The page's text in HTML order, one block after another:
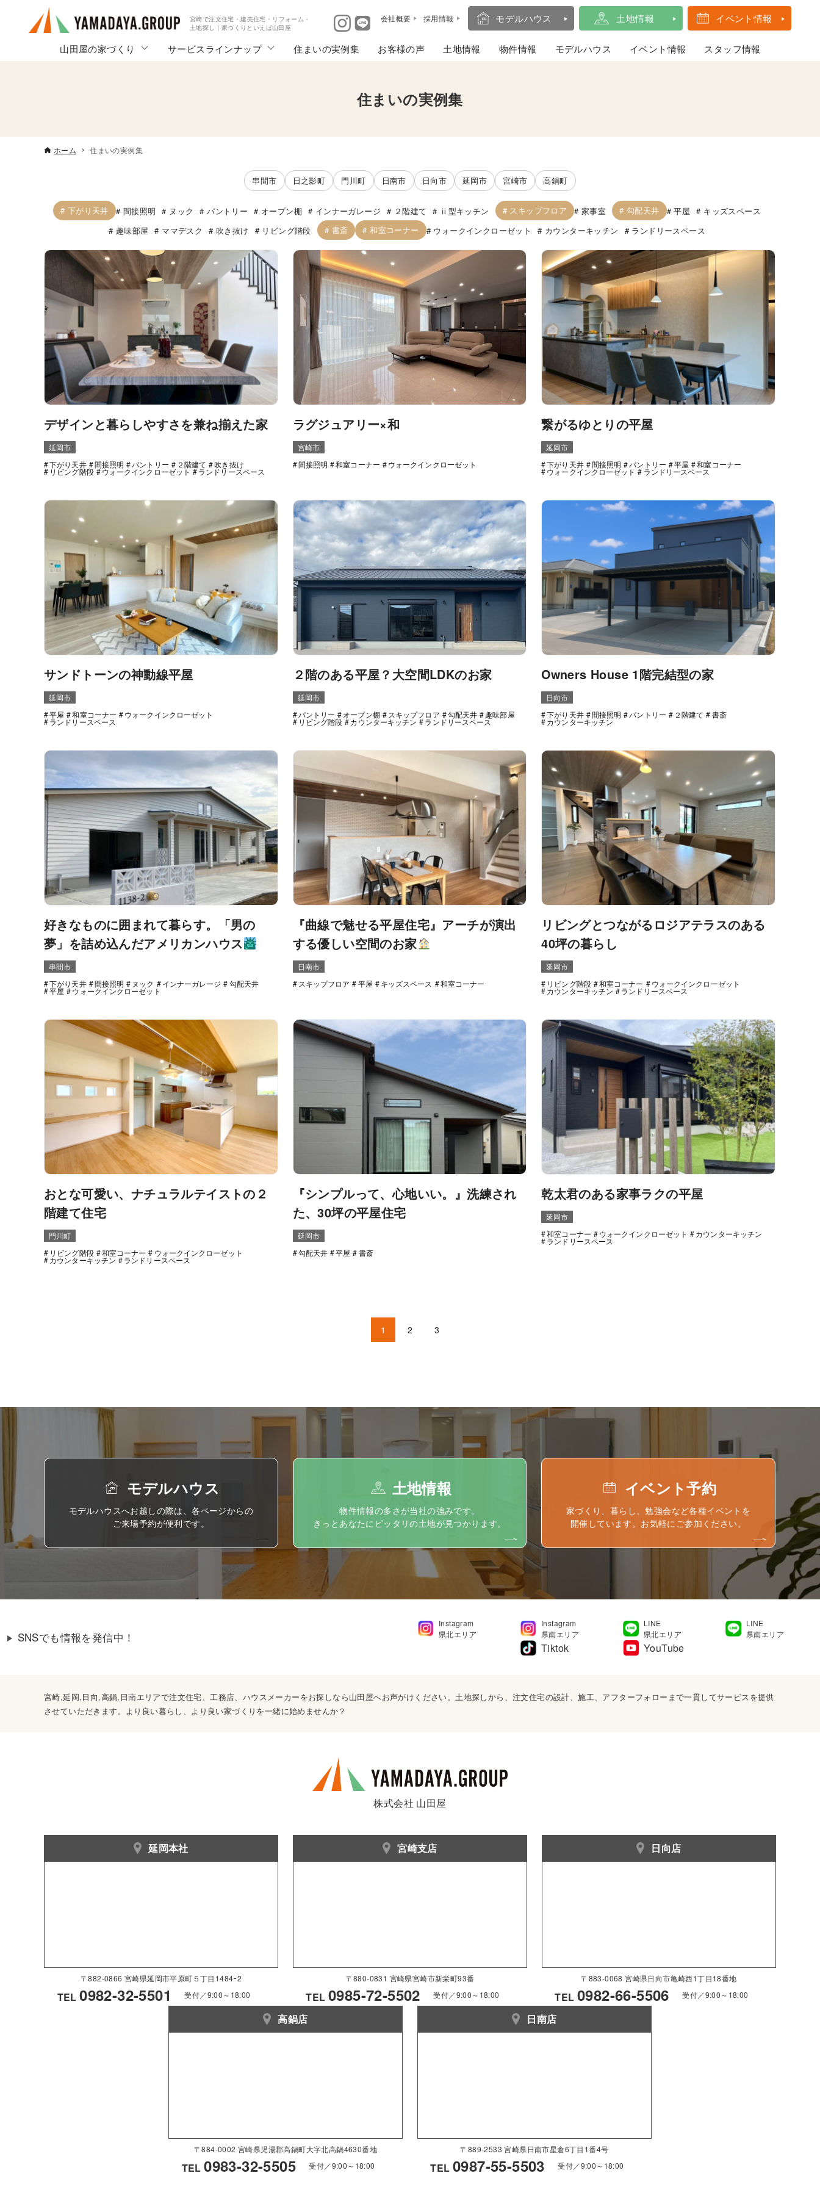
宮崎で注文住宅・建売住宅・リフォーム・
土地探し | 家づくりといえば山田屋
会社概要 採用情報 モデルハウス 土地情報 イベント情報
山田屋の家づくり サービスラインナップ 住まいの実例集 お客様の声 土地情報 物件情報 モデルハウス イベント情報 スタッフ情報
住まいの実例集
ホーム 住まいの実例集
串間市 日之影町 門川町 日南市 日向市 延岡市 宮崎市 高鍋町
下がり天井 間接照明 ヌック パントリー オープン棚 インナーガレージ ２階建て ⅱ型キッチン スキップフロア 家事室 勾配天井 平屋
キッズスペース
趣味部屋
ママデスク 吹き抜け リビング階段 書斎 和室コーナー ウォークインクローゼット カウンターキッチン ランドリースペース
デザインと暮らしやすさを兼ね揃えた家
延岡市
下がり天井
間接照明 パントリー ２階建て 吹き抜け
リビング階段 ウォークインクローゼット ランドリースペース
ラグジュアリー×和
宮崎市
間接照明
和室コーナー ウォークインクローゼット
繋がるゆとりの平屋
延岡市
下がり天井
間接照明 パントリー 平屋 和室コーナー
ウォークインクローゼット ランドリースペース
サンドトーンの神動線平屋
延岡市
平屋
和室コーナー ウォークインクローゼット
ランドリースペース
２階のある平屋？大空間LDKのお家
延岡市
パントリー
オープン棚 スキップフロア 勾配天井 趣味部屋
リビング階段 カウンターキッチン ランドリースペース
Owners House 1階完結型の家
日向市
下がり天井
間接照明 パントリー ２階建て 書斎
カウンターキッチン
好きなものに囲まれて暮らす。「男の
夢」を詰め込んだアメリカンハウス
串間市
下がり天井
間接照明 ヌック インナーガレージ 勾配天井
平屋 ウォークインクローゼット
『曲線で魅せる平屋住宅』アーチが演出
する優しい空間のお家
日南市
スキップフロア
平屋 キッズスペース 和室コーナー
リビングとつながるロジアテラスのある
40坪の暮らし
延岡市
リビング階段
和室コーナー ウォークインクローゼット
カウンターキッチン ランドリースペース
おとな可愛い、ナチュラルテイストの２
階建て住宅
門川町
リビング階段
和室コーナー ウォークインクローゼット
カウンターキッチン ランドリースペース
『シンプルって、心地いい。』洗練され
た、30坪の平屋住宅
延岡市
勾配天井
平屋 書斎
乾太君のある家事ラクの平屋
延岡市
和室コーナー
ウォークインクローゼット カウンターキッチン
ランドリースペース
1 2 3
モデルハウス
モデルハウスへお越しの際は、各ページからの
ご来場予約が便利です。
土地情報
物件情報の多さが当社の強みです。
きっとあなたにピッタリの土地が見つかります。
イベント予約
家づくり、暮らし、勉強会など各種イベントを
開催しています。お気軽にご参加ください。
SNSでも情報を発信中！
Instagram
県北エリア
Instagram
県南エリア
LINE
県北エリア
LINE
県南エリア
Tiktok YouTube
宮崎,延岡,日向,高鍋,日南エリアで注文住宅、工務店、ハウスメーカーをお探しなら山田屋へお声がけください。土地探しから、注文住宅の設計、施工、アフターフォローまで一貫してサービスを提供
させていただきます。より良い暮らし、より良い家づくりを一緒に始めませんか？
株式会社 山田屋
延岡本社
〒882-0866 宮崎県延岡市平原町５丁目1484ｰ2
TEL0982-32-5501 受付／9:00～18:00
宮崎支店
〒880-0831 宮崎県宮崎市新栄町93番
TEL0985-72-5502 受付／9:00～18:00
日向店
〒883-0068 宮崎県日向市亀崎西1丁目18番地
TEL0982-66-5506 受付／9:00～18:00
高鍋店
〒884-0002 宮崎県児湯郡高鍋町大字北高鍋4630番地
TEL0983-32-5505 受付／9:00～18:00
日南店
〒889-2533 宮崎県日南市星倉6丁目1番4号
TEL0987-55-5503 受付／9:00～18:00